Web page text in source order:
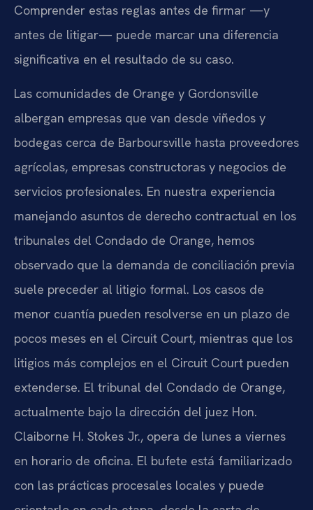
Comprender estas reglas antes de firmar —y
antes de litigar— puede marcar una diferencia
significativa en el resultado de su caso.
Las comunidades de Orange y Gordonsville
albergan empresas que van desde viñedos y
bodegas cerca de Barboursville hasta proveedores
agrícolas, empresas constructoras y negocios de
servicios profesionales. En nuestra experiencia
manejando asuntos de derecho contractual en los
tribunales del Condado de Orange, hemos
observado que la demanda de conciliación previa
suele preceder al litigio formal. Los casos de
menor cuantía pueden resolverse en un plazo de
pocos meses en el Circuit Court, mientras que los
litigios más complejos en el Circuit Court pueden
extenderse. El tribunal del Condado de Orange,
actualmente bajo la dirección del juez Hon.
Claiborne H. Stokes Jr., opera de lunes a viernes
en horario de oficina. El bufete está familiarizado
con las prácticas procesales locales y puede